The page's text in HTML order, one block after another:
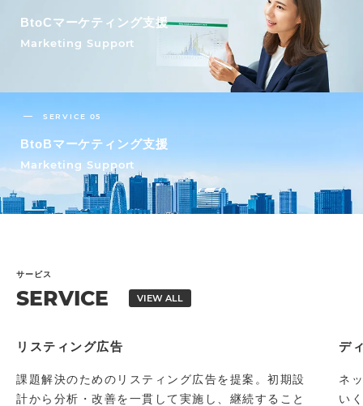
BtoCマーケティング支援
Marketing Support
SERVICE 05
BtoBマーケティング支援
Marketing Support
サービス
SERVICE VIEW ALL
リスティング広告
課題解決のためのリスティング広告を提案。初期設
計から分析・改善を一貫して実施し、継続すること
デ
ネ
い